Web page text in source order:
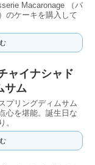
Macaronage （パ
のケーキを購入して
ャイナシャド
サム
プリングディムサム
心を堪能。誕生日な
。